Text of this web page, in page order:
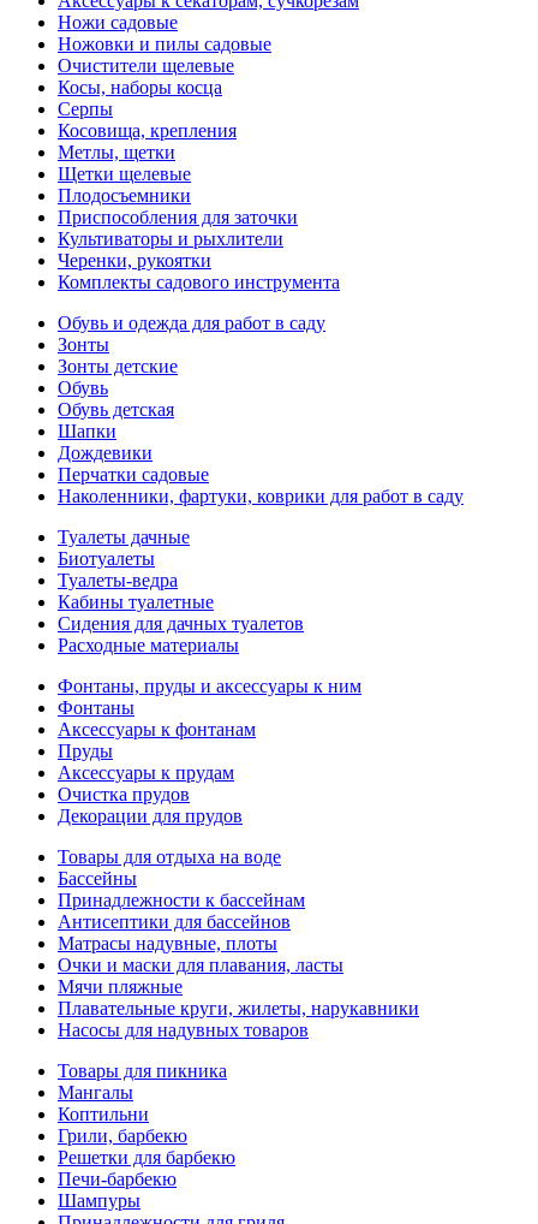
Ножи садовые
Ножовки и пилы садовые
Очистители щелевые
Косы, наборы косца
Серпы
Косовища, крепления
Метлы, щетки
Щетки щелевые
Плодосъемники
Приспособления для заточки
Культиваторы и рыхлители
Черенки, рукоятки
Комплекты садового инструмента
Обувь и одежда для работ в саду
Зонты
Зонты детские
Обувь
Обувь детская
Шапки
Дождевики
Перчатки садовые
Наколенники, фартуки, коврики для работ в саду
Туалеты дачные
Биотуалеты
Туалеты-ведра
Кабины туалетные
Сидения для дачных туалетов
Расходные материалы
Фонтаны, пруды и аксессуары к ним
Фонтаны
Аксессуары к фонтанам
Пруды
Аксессуары к прудам
Очистка прудов
Декорации для прудов
Товары для отдыха на воде
Бассейны
Принадлежности к бассейнам
Антисептики для бассейнов
Матраcы надувные, плоты
Очки и маски для плавания, ласты
Мячи пляжные
Плавательные круги, жилеты, нарукавники
Насосы для надувных товаров
Товары для пикника
Мангалы
Коптильни
Грили, барбекю
Решетки для барбекю
Печи-барбекю
Шампуры